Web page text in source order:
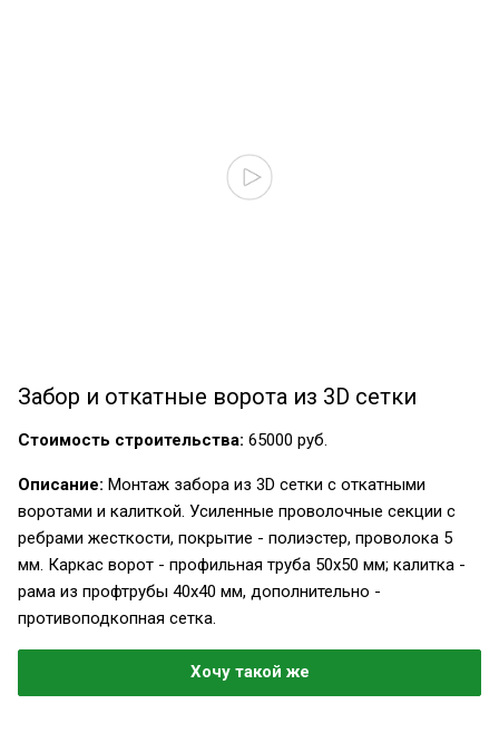
Забор и откатные ворота из 3D сетки
Стоимость строительства: 65000 руб.
Описание: Монтаж забора из 3D сетки с откатными
воротами и калиткой. Усиленные проволочные секции с
ребрами жесткости, покрытие - полиэстер, проволока 5
мм. Каркас ворот - профильная труба 50х50 мм; калитка -
рама из профтрубы 40х40 мм, дополнительно -
противоподкопная сетка.
Хочу такой же